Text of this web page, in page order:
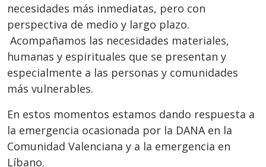
necesidades más inmediatas, pero con
perspectiva de medio y largo plazo.
Acompañamos las necesidades materiales,
humanas y espirituales que se presentan y
especialmente a las personas y comunidades
más vulnerables.
En estos momentos estamos dando respuesta a
la emergencia ocasionada por la DANA en la
Comunidad Valenciana y a la emergencia en
Líbano.